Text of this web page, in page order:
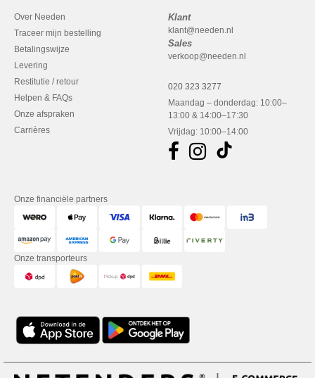
Over Needen
Traceer mijn bestelling
Betalingswijze
Levering
Restitutie / retour
Helpen & FAQs
Onze afspraken
Carrières
Klant
klant@needen.nl
Sales
verkoop@needen.nl
020 323 3277
Maandag – donderdag: 10:00–
13:00 & 14:00–17:30
Vrijdag: 10:00–14:00
Onze financiële partners
Onze transporteurs